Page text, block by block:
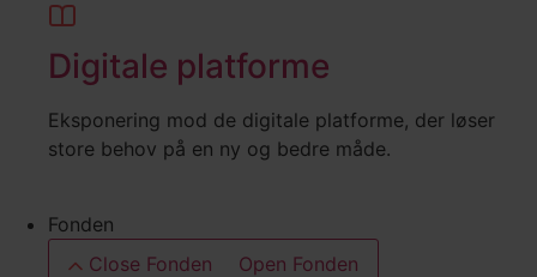
Digitale platforme
Eksponering mod de digitale platforme, der løser
store behov på en ny og bedre måde.
Fonden
Close Fonden
Open Fonden